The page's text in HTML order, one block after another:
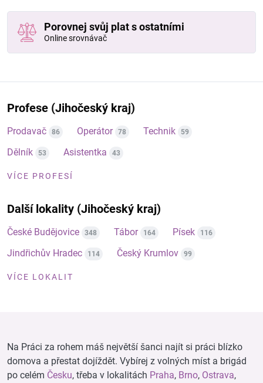
Porovnej svůj plat s ostatními
Online srovnávač
Profese (Jihočeský kraj)
Prodavač 86 Operátor 78 Technik 59
Dělník 53 Asistentka 43
VÍCE PROFESÍ
Další lokality (Jihočeský kraj)
České Budějovice 348 Tábor 164 Písek 116
Jindřichův Hradec 114 Český Krumlov 99
VÍCE LOKALIT
Na Práci za rohem máš největší šanci najít si práci blízko
domova a přestat dojíždět. Vybírej z volných míst a brigád
po celém Česku, třeba v lokalitách Praha, Brno, Ostrava,